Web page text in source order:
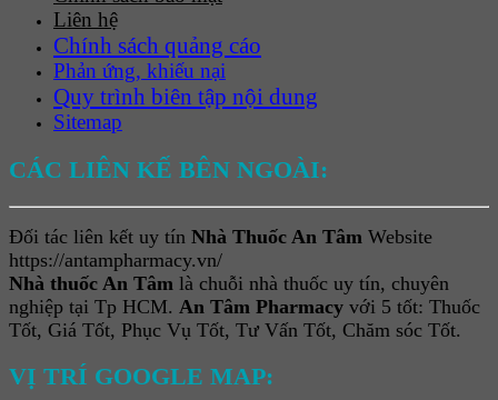
Liên hệ
Chính sách quảng cáo
Phản ứng, khiếu nại
Quy trình biên tập nội dung
Sitemap
CÁC LIÊN KẾ BÊN NGOÀI:
Đối tác liên kết uy tín Nhà Thuốc An Tâm Website
https://antampharmacy.vn/
Nhà thuốc An Tâm là chuỗi nhà thuốc uy tín, chuyên
nghiệp tại Tp HCM. An Tâm Pharmacy với 5 tốt: Thuốc
Tốt, Giá Tốt, Phục Vụ Tốt, Tư Vấn Tốt, Chăm sóc Tốt.
VỊ TRÍ GOOGLE MAP: